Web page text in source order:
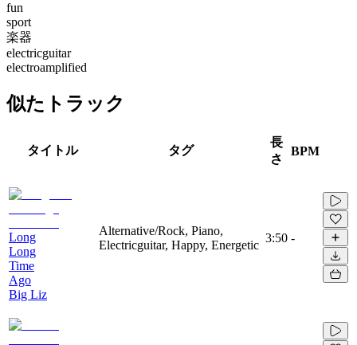
fun
sport
楽器
electricguitar
electroamplified
似たトラック
タイトル タグ
長
さ
BPM
Long
Long
Time
Ago
Big Liz
Alternative/Rock, Piano,
Electricguitar, Happy, Energetic
3:50 -